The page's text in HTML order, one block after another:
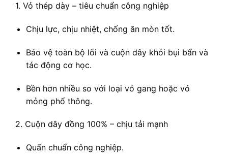
1. Vỏ thép dày – tiêu chuẩn công nghiệp
Chịu lực, chịu nhiệt, chống ăn mòn tốt.
Bảo vệ toàn bộ lõi và cuộn dây khỏi bụi bẩn và
tác động cơ học.
Bền hơn nhiều so với loại vỏ gang hoặc vỏ
mỏng phổ thông.
2. Cuộn dây đồng 100% – chịu tải mạnh
Quấn chuẩn công nghiệp.